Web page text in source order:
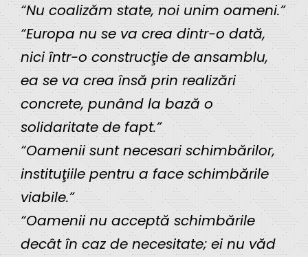
“Nu coalizăm state, noi unim oameni.”
“Europa nu se va crea dintr-o dată,
nici într-o construcţie de ansamblu,
ea se va crea însă prin realizări
concrete, punând la bază o
solidaritate de fapt.”
“Oamenii sunt necesari schimbărilor,
instituţiile pentru a face schimbările
viabile.”
“Oamenii nu acceptă schimbările
decât în caz de necesitate; ei nu văd